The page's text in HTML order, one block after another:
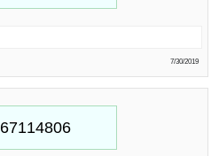
7/30/2019